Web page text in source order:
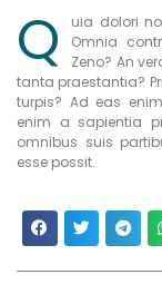
Q
uia dolori
Omnia
Zeno? An
tanta praestantia?
turpis? Ad eas
enim a sapientia
omnibus suis
esse possit.